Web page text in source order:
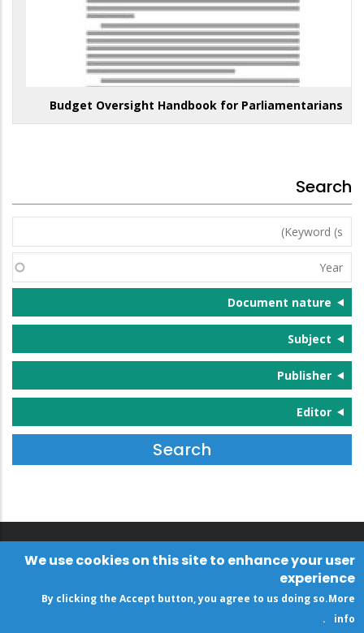
Budget Oversight Handbook for Parliamentarians
Search
Keyword
(s)
Year
Document nature
Subject
Publisher
Editor
We use cookies on this site to enhance your user
experience
By clicking the Accept button, you agree to us doing so.More
info
.